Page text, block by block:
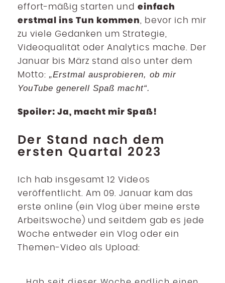
effort-mäßig starten und einfach
erstmal ins Tun kommen , bevor ich mir
zu viele Gedanken um Strategie,
Videoqualität oder Analytics mache. Der
Januar bis März stand also unter dem
Motto: „Erstmal ausprobieren, ob mir
YouTube generell Spaß macht“.
Spoiler: Ja, macht mir Spaß!
Der Stand nach dem
ersten Quartal 2023
Ich hab insgesamt 12 Videos
veröffentlicht. Am 09. Januar kam das
erste online (ein Vlog über meine erste
Arbeitswoche) und seitdem gab es jede
Woche entweder ein Vlog oder ein
Themen-Video als Upload: